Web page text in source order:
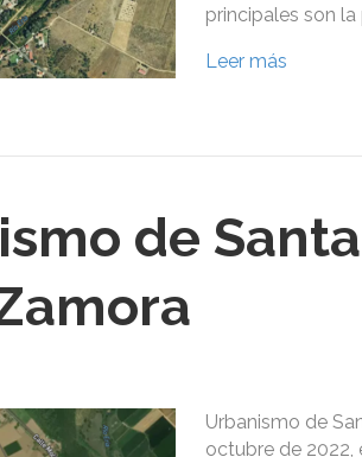
principales son la
Leer más
de
Urbanismo de
octubre de 2022,